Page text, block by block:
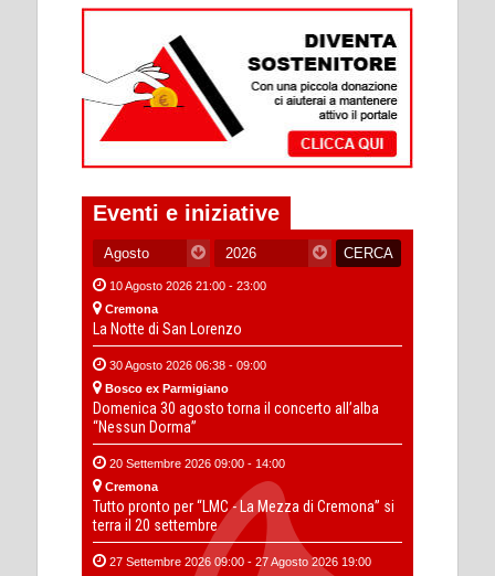
Eventi e iniziative
10 Agosto 2026 21:00 - 23:00
Cremona
La Notte di San Lorenzo
30 Agosto 2026 06:38 - 09:00
Bosco ex Parmigiano
Domenica 30 agosto torna il concerto all’alba
“Nessun Dorma”
20 Settembre 2026 09:00 - 14:00
Cremona
Tutto pronto per “LMC - La Mezza di Cremona” si
terra il 20 settembre
27 Settembre 2026 09:00 - 27 Agosto 2026 19:00